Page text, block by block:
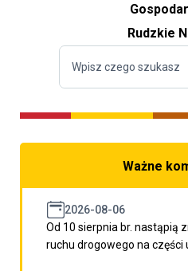
Rudzkie
Ważne
2026-08-06
Od 10 sierpnia br. nastąpią
ruchu drogowego na części